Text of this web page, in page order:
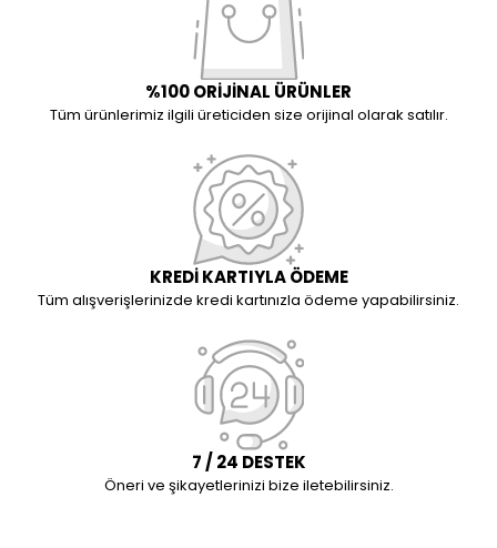
%100 ORİJİNAL ÜRÜNLER
Tüm ürünlerimiz ilgili üreticiden size orijinal olarak satılır.
KREDİ KARTIYLA ÖDEME
Tüm alışverişlerinizde kredi kartınızla ödeme yapabilirsiniz.
7 / 24 DESTEK
Öneri ve şikayetlerinizi bize iletebilirsiniz.